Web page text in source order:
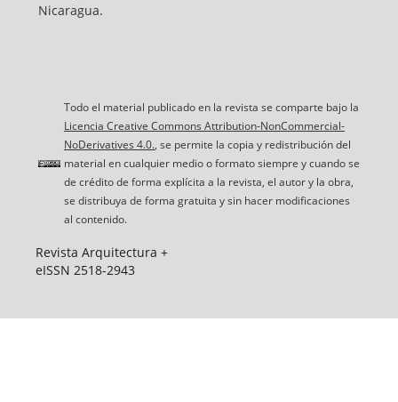
Nicaragua.
Todo el material publicado en la revista se comparte bajo la
Licencia Creative Commons Attribution-NonCommercial-
NoDerivatives 4.0., se permite la copia y redistribución del
material en cualquier medio o formato siempre y cuando se
de crédito de forma explícita a la revista, el autor y la obra,
se distribuya de forma gratuita y sin hacer modificaciones
al contenido.
Revista Arquitectura +
eISSN 2518-2943